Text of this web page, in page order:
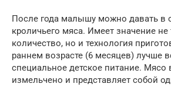
После года малышу можно давать в
кроличьего мяса. Имеет значение не
количество, но и технология
раннем возрасте (6 месяцев) лучше
специальное детское питание. Мясо
измельчено и представляет собой